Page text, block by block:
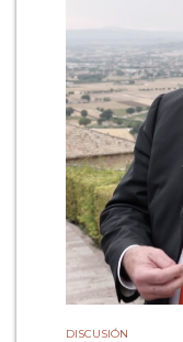
DISCUSIÓN